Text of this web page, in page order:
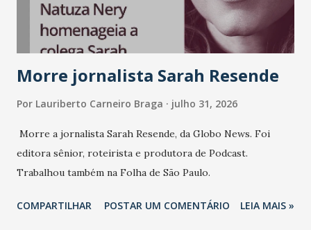
Morre jornalista Sarah Resende
Por Lauriberto Carneiro Braga julho 31, 2026
Morre a jornalista Sarah Resende, da Globo News. Foi
editora sênior, roteirista e produtora de Podcast.
Trabalhou também na Folha de São Paulo.
COMPARTILHAR POSTAR UM COMENTÁRIO LEIA MAIS »